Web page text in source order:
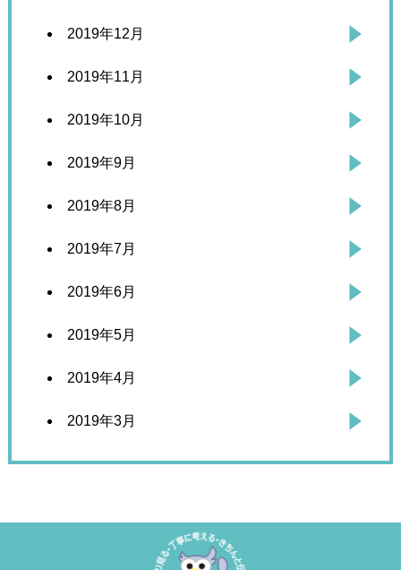
2019年12月
2019年11月
2019年10月
2019年9月
2019年8月
2019年7月
2019年6月
2019年5月
2019年4月
2019年3月